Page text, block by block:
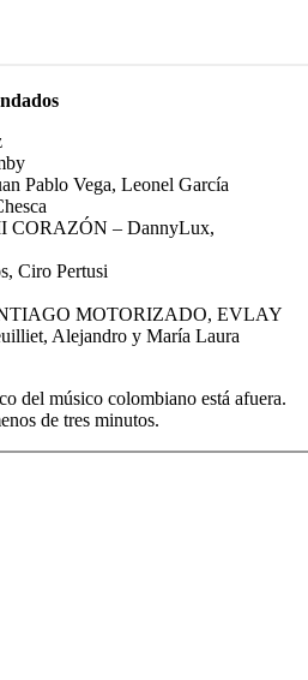
Pablo Vega, Leonel García
CORAZÓN – DannyLux,
Ciro Pertusi
MOTORIZADO, EVLAY
Alejandro y María Laura
del músico colombiano está afuera.
de tres minutos.